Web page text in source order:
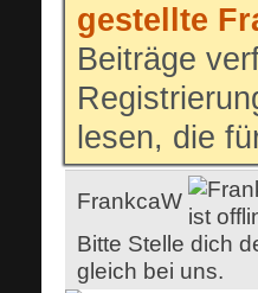
gestellte
Beiträge
lesen, die
FrankcaW
Bitte Stelle dich
gleich bei uns.